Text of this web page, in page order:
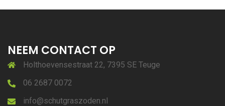
NEEM CONTACT OP
Holthoevensestraat 22, 7395 SE Teuge
06 2687 0072
info@schutgraszoden.nl